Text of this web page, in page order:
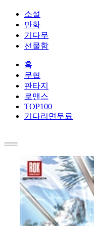
소설
만화
기다무
선물함
홈
무협
판타지
로맨스
TOP100
기다리면무료